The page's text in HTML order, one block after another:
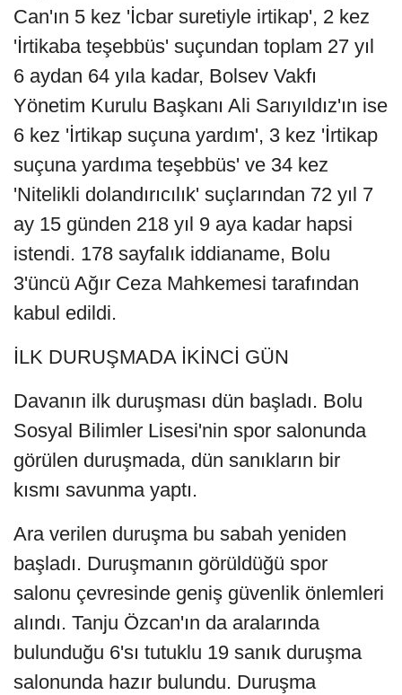
Can'ın 5 kez 'İcbar suretiyle irtikap', 2 kez
'İrtikaba teşebbüs' suçundan toplam 27 yıl
6 aydan 64 yıla kadar, Bolsev Vakfı
Yönetim Kurulu Başkanı Ali Sarıyıldız'ın ise
6 kez 'İrtikap suçuna yardım', 3 kez 'İrtikap
suçuna yardıma teşebbüs' ve 34 kez
'Nitelikli dolandırıcılık' suçlarından 72 yıl 7
ay 15 günden 218 yıl 9 aya kadar hapsi
istendi. 178 sayfalık iddianame, Bolu
3'üncü Ağır Ceza Mahkemesi tarafından
kabul edildi.
İLK DURUŞMADA İKİNCİ GÜN
Davanın ilk duruşması dün başladı. Bolu
Sosyal Bilimler Lisesi'nin spor salonunda
görülen duruşmada, dün sanıkların bir
kısmı savunma yaptı.
Ara verilen duruşma bu sabah yeniden
başladı. Duruşmanın görüldüğü spor
salonu çevresinde geniş güvenlik önlemleri
alındı. Tanju Özcan'ın da aralarında
bulunduğu 6'sı tutuklu 19 sanık duruşma
salonunda hazır bulundu. Duruşma